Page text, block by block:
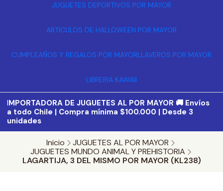
JUGUETES DEPORTIVOS POR MAYOR
ARTICULOS DE HALLOWEEN POR MAYOR
CUMPLEAÑOS Y REGALOS POR MAYORLLAVEROS POR MAYOR
LIBRERIA KAWAII
IMPORTADORA DE JUGUETES AL POR MAYOR 🚚 Envíos
a todo Chile | Compra mínima $100.000 | Desde 3
unidades
Inicio
JUGUETES AL POR MAYOR
JUGUETES MUNDO ANIMAL Y PREHISTORIA
LAGARTIJA, 3 DEL MISMO POR MAYOR (KL238)